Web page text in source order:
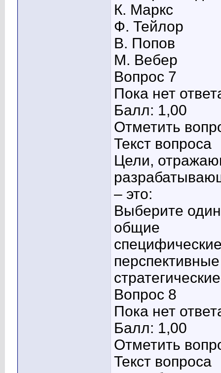
К. Маркс
Ф. Тейлор
В. Попов
М. Вебер
Вопрос 7
Пока нет
Балл: 1,00
Отметить
Текст вопроса
Цели,
– это:
Выберите
общие
перспективные
стратегические
Вопрос 8
Пока нет
Балл: 1,00
Отметить
Текст вопроса